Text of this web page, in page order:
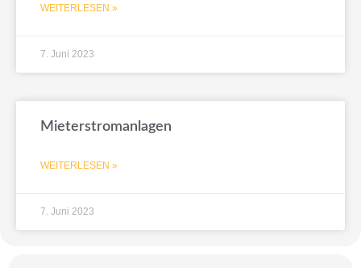
WEITERLESEN »
7. Juni 2023
Mieterstromanlagen
WEITERLESEN »
7. Juni 2023